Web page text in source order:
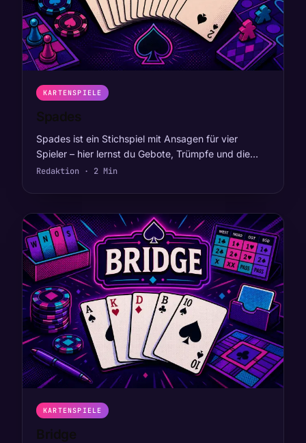
KARTENSPIELE
Spades
Spades ist ein Stichspiel mit Ansagen für vier
Spieler – hier lernst du Gebote, Trümpfe und die…
Redaktion · 2 Min
KARTENSPIELE
Bridge